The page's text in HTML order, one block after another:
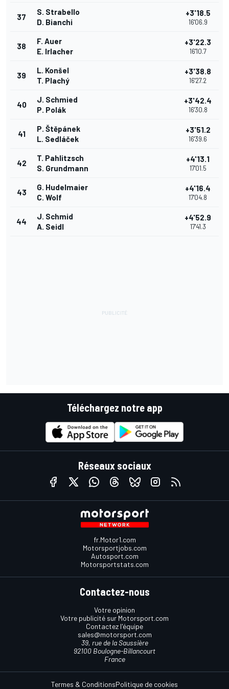
37
S. Strabello
D. Bianchi
+3'18.5
16'06.9
38
F. Auer
E. Irlacher
+3'22.3
16'10.7
39
L. Konšel
T. Plachý
+3'38.8
16'27.2
40
J. Schmied
P. Polák
+3'42.4
16'30.8
41
P. Štěpánek
L. Sedláček
+3'51.2
16'39.6
42
T. Pahlitzsch
S. Grundmann
+4'13.1
17'01.5
43
G. Hudelmaier
C. Wolf
+4'16.4
17'04.8
44
J. Schmid
A. Seidl
+4'52.9
17'41.3
Téléchargez notre app
Réseaux sociaux
fr.Motor1.com
Motorsportjobs.com
Autosport.com
Motorsportstats.com
Contactez-nous
Votre opinion
Votre publicité sur Motorsport.com
Contactez l'équipe
sales@motorsport.com
39, rue de la Saussière
92100 Boulogne-Billancourt
France
Termes & ConditionsPolitique de cookies